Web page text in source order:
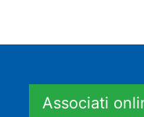
Associati